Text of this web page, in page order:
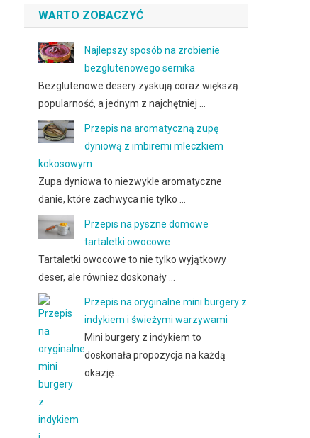
WARTO ZOBACZYĆ
Najlepszy sposób na zrobienie
bezglutenowego sernika
Bezglutenowe desery zyskują coraz większą
popularność, a jednym z najchętniej …
Przepis na aromatyczną zupę
dyniową z imbiremi mleczkiem
kokosowym
Zupa dyniowa to niezwykle aromatyczne
danie, które zachwyca nie tylko …
Przepis na pyszne domowe
tartaletki owocowe
Tartaletki owocowe to nie tylko wyjątkowy
deser, ale również doskonały …
Przepis na oryginalne mini burgery z
indykiem i świeżymi warzywami
Mini burgery z indykiem to
doskonała propozycja na każdą
okazję …